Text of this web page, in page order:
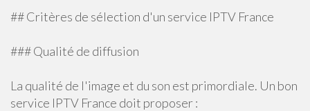
## Critères de sélection d'un service IPTV France
### Qualité de diffusion
La qualité de l'image et du son est primordiale. Un bon
service IPTV France doit proposer :